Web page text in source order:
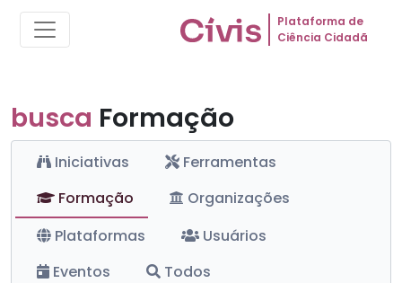
Plataforma de
Ciência Cidadã
busca Formação
Iniciativas
Ferramentas
Formação
Organizações
Plataformas
Usuários
Eventos
Todos